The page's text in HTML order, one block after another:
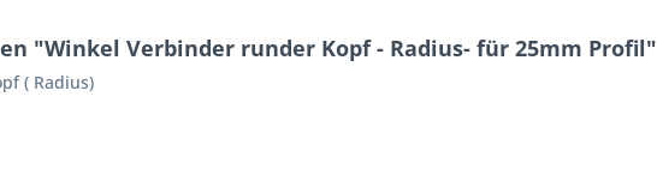
"Winkel Verbinder runder Kopf - Radius- für 25mm Profil"
( Radius)